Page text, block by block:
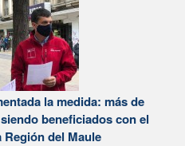
la medida: más de
beneficiados con el
del Maule